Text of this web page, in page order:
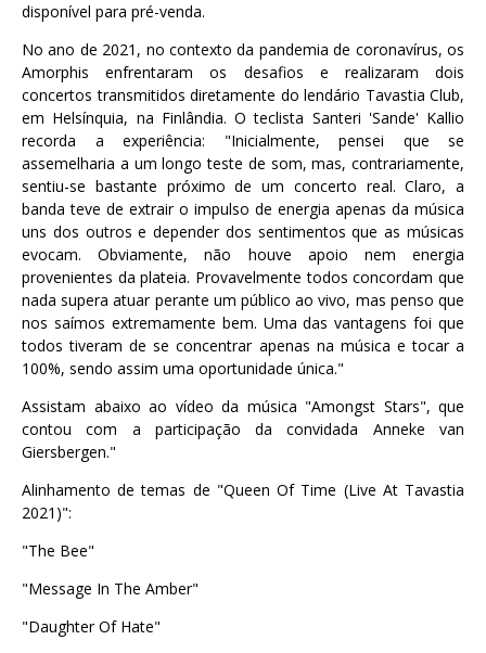
disponível para pré-venda.
No ano de 2021, no contexto da pandemia de coronavírus, os
Amorphis enfrentaram os desafios e realizaram dois
concertos transmitidos diretamente do lendário Tavastia Club,
em Helsínquia, na Finlândia. O teclista Santeri 'Sande' Kallio
recorda a experiência: "Inicialmente, pensei que se
assemelharia a um longo teste de som, mas, contrariamente,
sentiu-se bastante próximo de um concerto real. Claro, a
banda teve de extrair o impulso de energia apenas da música
uns dos outros e depender dos sentimentos que as músicas
evocam. Obviamente, não houve apoio nem energia
provenientes da plateia. Provavelmente todos concordam que
nada supera atuar perante um público ao vivo, mas penso que
nos saímos extremamente bem. Uma das vantagens foi que
todos tiveram de se concentrar apenas na música e tocar a
100%, sendo assim uma oportunidade única."
Assistam abaixo ao vídeo da música "Amongst Stars", que
contou com a participação da convidada Anneke van
Giersbergen."
Alinhamento de temas de "Queen Of Time (Live At Tavastia
2021)":
"The Bee"
"Message In The Amber"
"Daughter Of Hate"